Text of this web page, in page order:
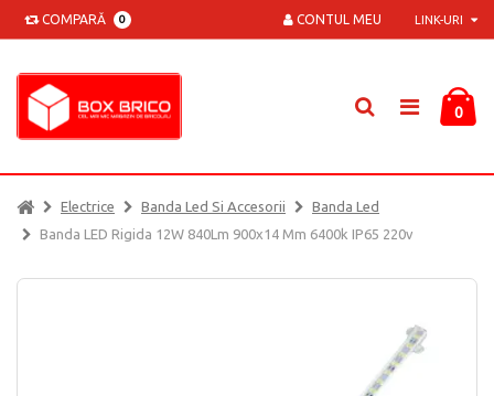
COMPARĂ 0 LINK-URI
CONTUL MEU
0
Electrice Banda Led Si Accesorii
Banda Led
Banda LED Rigida 12W 840Lm 900x14 Mm 6400k IP65 220v